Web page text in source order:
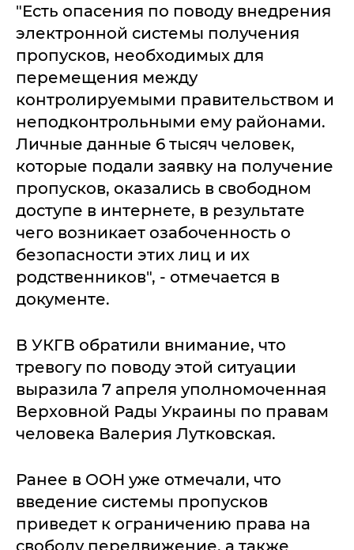
"Есть опасения по поводу внедрения
электронной системы получения
пропусков, необходимых для
перемещения между
контролируемыми правительством и
неподконтрольными ему районами.
Личные данные 6 тысяч человек,
которые подали заявку на получение
пропусков, оказались в свободном
доступе в интернете, в результате
чего возникает озабоченность о
безопасности этих лиц и их
родственников", - отмечается в
документе.
В УКГВ обратили внимание, что
тревогу по поводу этой ситуации
выразила 7 апреля уполномоченная
Верховной Рады Украины по правам
человека Валерия Лутковская.
Ранее в ООН уже отмечали, что
введение системы пропусков
приведет к ограничению права на
свободу передвижение, а также